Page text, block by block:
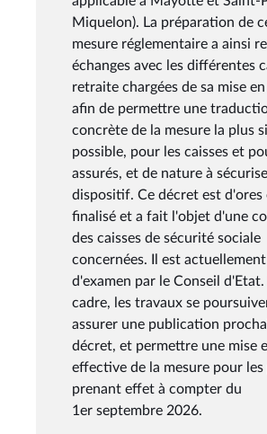
Miquelon). La préparation de
mesure réglementaire a ainsi
échanges avec les différentes
retraite chargées de sa mise
afin de permettre une
concrète de la mesure la plus
possible, pour les caisses et
assurés, et de nature à
dispositif. Ce décret est d'ores
finalisé et a fait l'objet d'une
des caisses de sécurité sociale
concernées. Il est
d'examen par le Conseil d'Etat.
cadre, les travaux se
assurer une publication
décret, et permettre une mise
effective de la mesure pour les
prenant effet à compter du
1er septembre 2026.